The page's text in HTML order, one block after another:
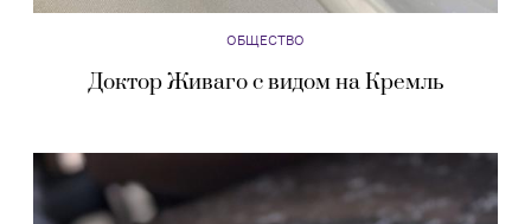
ОБЩЕСТВО
Доктор Живаго с видом на Кремль